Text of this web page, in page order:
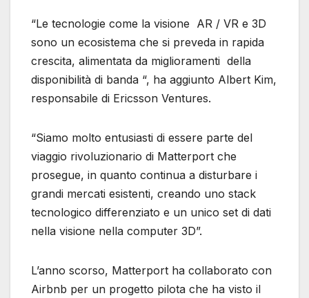
“Le tecnologie come la visione AR / VR e 3D
sono un ecosistema che si preveda in rapida
crescita, alimentata da miglioramenti della
disponibilità di banda “, ha aggiunto Albert Kim,
responsabile di Ericsson Ventures.
“Siamo molto entusiasti di essere parte del
viaggio rivoluzionario di Matterport che
prosegue, in quanto continua a disturbare i
grandi mercati esistenti, creando uno stack
tecnologico differenziato e un unico set di dati
nella visione nella computer 3D”.
L’anno scorso, Matterport ha collaborato con
Airbnb per un progetto pilota che ha visto il